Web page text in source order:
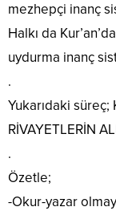
mezhepçi inanç
Halkı da
uydurma inanç
.
Yukarıdaki süreç;
RİVAYETLERİN
.
Özetle;
-Okur-yazar